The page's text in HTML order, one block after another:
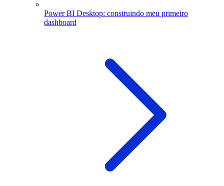
Power BI Desktop: construindo meu primeiro
dashboard